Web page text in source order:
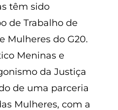
têm sido
de Trabalho de
Mulheres do G20.
Meninas e
da Justiça
de uma parceria
Mulheres, com a